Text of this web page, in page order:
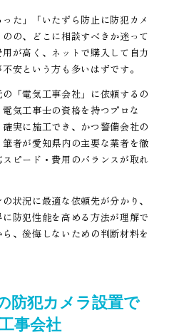
た」「いたずら防止に防犯カメ
の、どこに相談すべきか迷って
が高く、ネットで購入して自力
安という方も多いはずです。
「電気工事会社」に依頼するの
気工事士の資格を持つプロな
実に施工でき、かつ警備会社の
者が愛知県内の主要な業者を徹
ピード・費用のバランスが取れ
状況に最適な依頼先が分かり、
防犯性能を高める方法が理解で
、後悔しないための判断材料を
防犯カメラ設置で
事会社